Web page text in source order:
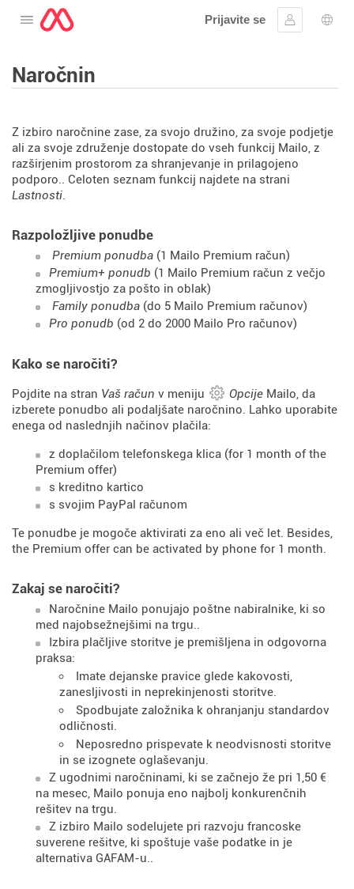
Odprite meni
Prijavite se
Vpis
Naročnin
Z izbiro naročnine zase, za svojo družino, za svoje podjetje
ali za svoje združenje dostopate do vseh funkcij Mailo, z
razširjenim prostorom za shranjevanje in prilagojeno
podporo.. Celoten seznam funkcij najdete na strani
Lastnosti.
Razpoložljive ponudbe
Premium ponudba (1 Mailo Premium račun)
Premium+ ponudb (1 Mailo Premium račun z večjo
zmogljivostjo za pošto in oblak)
Family ponudba (do 5 Mailo Premium računov)
Pro ponudb (od 2 do 2000 Mailo Pro računov)
Kako se naročiti?
Pojdite na stran Vaš račun v meniju Opcije Mailo, da
izberete ponudbo ali podaljšate naročnino. Lahko uporabite
enega od naslednjih načinov plačila:
z doplačilom telefonskega klica (for 1 month of the
Premium offer)
s kreditno kartico
s svojim PayPal računom
Te ponudbe je mogoče aktivirati za eno ali več let. Besides,
the Premium offer can be activated by phone for 1 month.
Zakaj se naročiti?
Naročnine Mailo ponujajo poštne nabiralnike, ki so
med najobsežnejšimi na trgu..
Izbira plačljive storitve je premišljena in odgovorna
praksa:
Imate dejanske pravice glede kakovosti,
zanesljivosti in neprekinjenosti storitve.
Spodbujate založnika k ohranjanju standardov
odličnosti.
Neposredno prispevate k neodvisnosti storitve
in se izognete oglaševanju.
Z ugodnimi naročninami, ki se začnejo že pri 1,50 €
na mesec, Mailo ponuja eno najbolj konkurenčnih
rešitev na trgu.
Z izbiro Mailo sodelujete pri razvoju francoske
suverene rešitve, ki spoštuje vaše podatke in je
alternativa GAFAM-u..